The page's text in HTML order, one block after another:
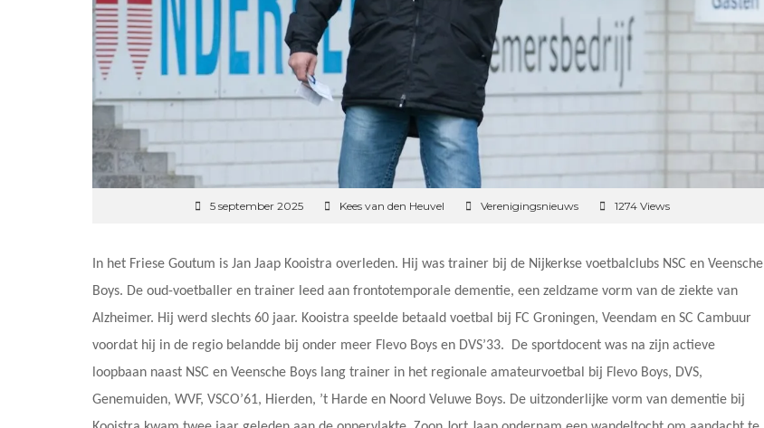
5 september 2025 Kees van den Heuvel Verenigingsnieuws 1274 Views
In het Friese Goutum is Jan Jaap Kooistra overleden. Hij was trainer bij de Nijkerkse voetbalclubs NSC en Veensche
Boys. De oud-voetballer en trainer leed aan frontotemporale dementie, een zeldzame vorm van de ziekte van
Alzheimer. Hij werd slechts 60 jaar. Kooistra speelde betaald voetbal bij FC Groningen, Veendam en SC Cambuur
voordat hij in de regio belandde bij onder meer Flevo Boys en DVS’33. De sportdocent was na zijn actieve
loopbaan naast NSC en Veensche Boys lang trainer in het regionale amateurvoetbal bij Flevo Boys, DVS,
Genemuiden, WVF, VSCO’61, Hierden, ’t Harde en Noord Veluwe Boys. De uitzonderlijke vorm van dementie bij